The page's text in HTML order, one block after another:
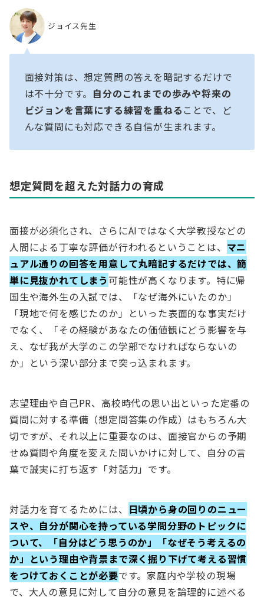
ジョイス先生
面接対策は、想定質問の答えを暗記するだけで
は不十分です。 自分のこれまでの歩みや将来の
ビジョンを言葉にする練習を重ねる ことで、ど
んな質問にも対応できる自信が生まれます。
想定質問を超えた対話力の育成
面接が必須化され、さらにAIではなく大学教授などの
人間による丁寧な評価が行われるということは、 マニ
ュアル通りの回答を用意して丸暗記するだけでは、簡
単に見抜かれてしまう可能性が高くなります。特に帰
国生や海外生の入試では、「なぜ海外にいたのか」
「現地で何を感じたのか」といった表面的な事実だけ
でなく、「その経験があなたの価値観にどう影響を与
え、なぜ我が大学のこの学部でなければならないの
か」という深い部分まで突っ込まれます。
志望理由や自己PR、高校時代の思い出といった定番の
質問に対する準備（想定問答集の作成）はもちろん大
切ですが、それ以上に重要なのは、面接官からの予期
せぬ質問や角度を変えた問いかけに対して、自分の言
葉で誠実に打ち返す「対話力」です。
対話力を育てるためには、 日頃から身の回りのニュー
スや、自分が関心を持っている学問分野のトピックに
ついて、「自分はどう思うのか」「なぜそう考えるの
か」という理由や背景まで深く掘り下げて考える習慣
をつけておくことが必要です。家庭内や学校の現場
で、大人の意見に対して自分の意見を論理的に述べる